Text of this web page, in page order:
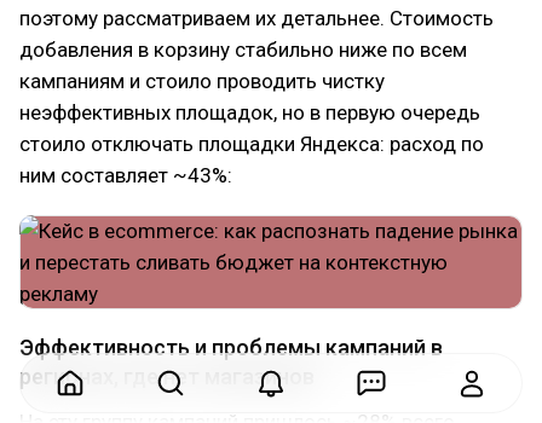
поэтому рассматриваем их детальнее. Стоимость
добавления в корзину стабильно ниже по всем
кампаниям и стоило проводить чистку
неэффективных площадок, но в первую очередь
стоило отключать площадки Яндекса: расход по
ним составляет ~43%:
Эффективность и проблемы кампаний в
регионах, где нет магазинов